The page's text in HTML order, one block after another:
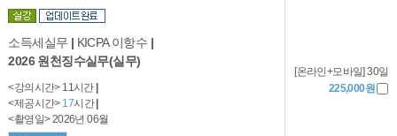
소득세실무 | KICPA 이항수 |
2026 원천징수실무(실무)
<강의시간> 11시간
<제공시간> 17시간
<촬영일> 2026년 06월
[온라인+모바일] 30일
225,000원